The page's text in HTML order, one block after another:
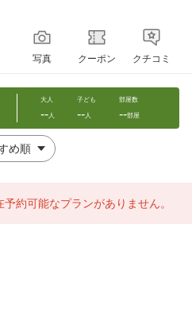
写真 クーポン クチコミ
大人
--人
子ども
--人
部屋数
--部屋
約可能なプランがありません。